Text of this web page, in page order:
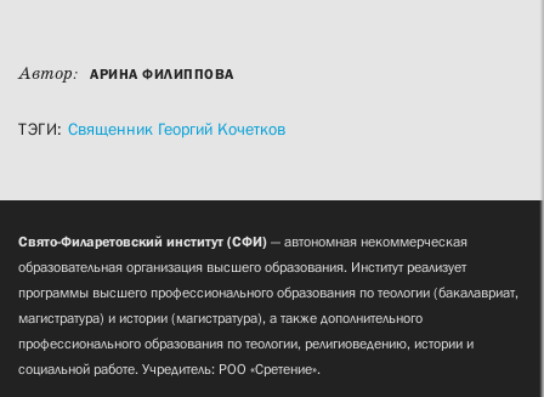
Автор: АРИНА ФИЛИППОВА
ТЭГИ: Священник Георгий Кочетков
Свято-Филаретовский институт (СФИ) — автономная некоммерческая
образовательная организация высшего образования. Институт реализует
программы высшего профессионального образования по теологии (бакалавриат,
магистратура) и истории (магистратура), а также дополнительного
профессионального образования по теологии, религиоведению, истории и
социальной работе. Учредитель: РОО «Сретение».